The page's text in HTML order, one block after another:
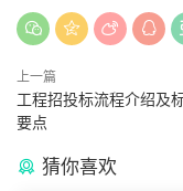
上一篇
工程招投标流程介绍及
要点
猜你喜欢